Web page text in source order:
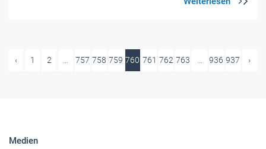
‹ 1 2 ... 757 758 759 760 761 762 763 ... 936 937 ›
Medien